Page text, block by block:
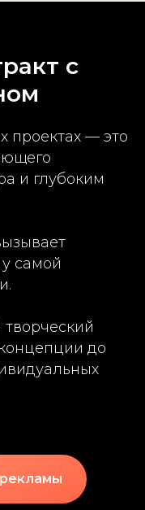
с
проектах — это
и глубоким
самой
до